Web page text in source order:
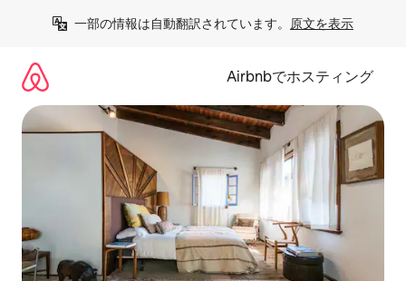
一部の情報は自動翻訳されています。 原文を表示
Airbnbでホスティング